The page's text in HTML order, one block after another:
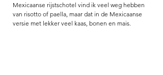
Mexicaanse rijstschotel vind ik veel weg hebben
van risotto of paella, maar dat in de Mexicaanse
versie met lekker veel kaas, bonen en mais.